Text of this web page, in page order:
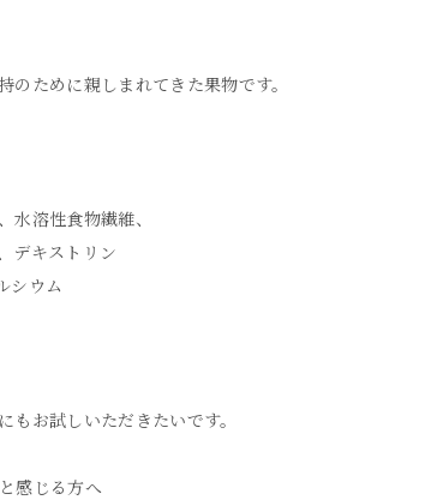
のために親しまれてきた果物です。
水溶性食物繊維、
デキストリン
シウム
お試しいただきたいです。
感じる方へ